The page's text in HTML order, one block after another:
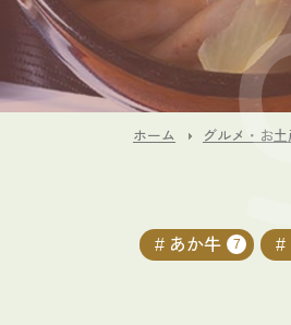
ホーム グルメ・お土
あか牛 7